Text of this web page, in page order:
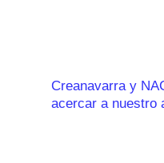
Creanavarra y
acercar a nuestro